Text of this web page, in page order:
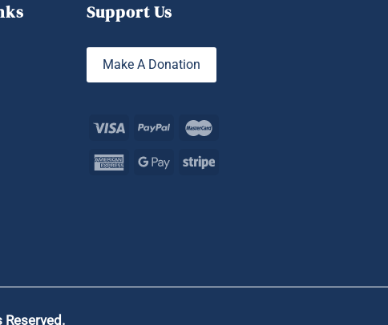
Support Us
Make A Donation
Reserved.